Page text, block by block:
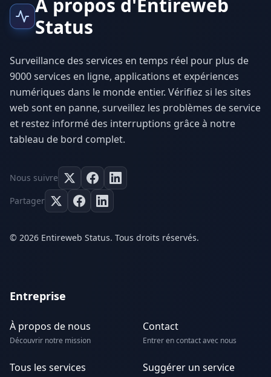
À propos d'Entireweb
Status
Surveillance des services en temps réel pour plus de
9000 services en ligne, applications et expériences
numériques dans le monde entier. Vérifiez si les sites
web sont en panne, surveillez les problèmes de service
et restez informé des interruptions grâce à notre
tableau de bord complet.
Nous suivre
Partager
© 2026 Entireweb Status. Tous droits réservés.
Entreprise
À propos de nous
Découvrir notre mission
Contact
Entrer en contact avec nous
Tous les services Suggérer un service